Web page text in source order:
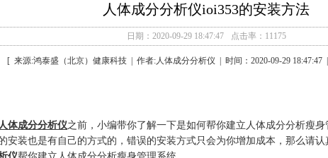
人体成分分析仪ioi353的安装方法
日期：2020-09-29 18:47:47 点击率：11175
[ 来源:鸿泰盛（北京）健康科技 | 作者:人体成分分析仪 | 时间：2020-09-29 18:47:47
人体成分分析仪之前，小编带你了解一下是如何帮你建立人体成分分析瘦
安装也是有自己的方式的，错误的安装方式只会为你增加成本，那么请认
仪帮你建立人体成分分析瘦身管理系统